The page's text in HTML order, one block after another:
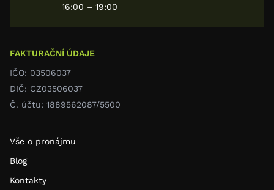
Vše o pronájmu
Blog
Kontakty
FAKTURAČNÍ ÚDAJE
IČO: 03506037
DIČ: CZ03506037
Č. účtu: 1889562087/5500
16:00 – 19:00